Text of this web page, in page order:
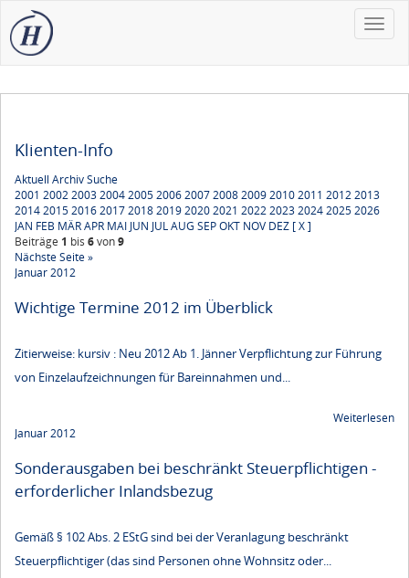
Toggle
Klienten-Info
Aktuell ArchivSuche
2001 2002200320042005200620072008200920102011 20122013
20142015201620172018201920202021 20222023202420252026
JAN FEB MÄRAPR MAI JUN JULAUG SEPOKT NOV DEZ [ X ]
Beiträge 1 bis 6von9
Nächste Seite »
Januar 2012
Wichtige Termine 2012 im Überblick
Zitierweise: kursiv : Neu 2012 Ab 1. Jänner Verpflichtung zur Führung
von Einzelaufzeichnungen für Bareinnahmen und...
Weiterlesen
Januar 2012
Sonderausgaben bei beschränkt Steuerpflichtigen -
erforderlicher Inlandsbezug
Gemäß § 102 Abs. 2 EStG sind bei der Veranlagung beschränkt
Steuerpflichtiger (das sind Personen ohne Wohnsitz oder...